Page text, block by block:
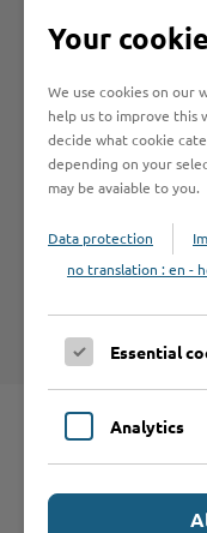
Hilfe &
Your
We use cookies on our
help us to improve this
decide what cookie
depending on your
may be avaiable to you.
Data protection
no translation : en -
Essential
Analytics